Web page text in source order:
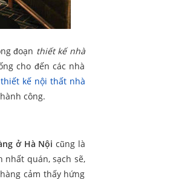
đoạn thiết kế nhà
cho đến các nhà
kế nội thất nhà
công.
ở Hà Nội cũng là
nhất quán, sạch sẽ,
cảm thấy hứng